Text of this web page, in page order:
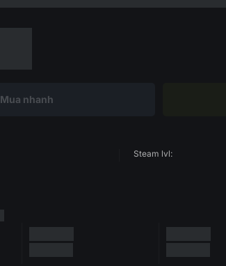
Mua nhanh
Steam lvl: